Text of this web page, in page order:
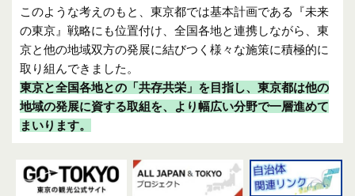
このような考えのもと、東京都では基本計画である『未来
の東京』戦略にも位置付け、全国各地と連携しながら、東
京と他の地域双方の発展に結びつく様々な施策に積極的に
取り組んできました。
東京と全国各地との「共存共栄」を目指し、東京都は他の
地域の発展に資する取組を、より幅広い分野で一層進めて
まいります。